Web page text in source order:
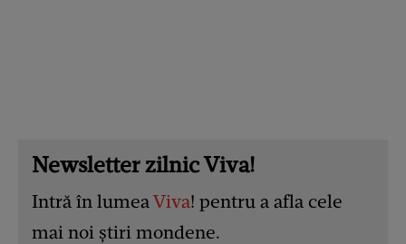
Newsletter zilnic Viva!
Intră în lumeaViva! pentru a afla cele
mai noi știri mondene.